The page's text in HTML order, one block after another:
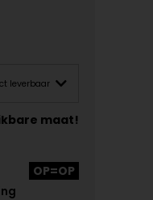
leverbaar
maat!
OP=OP